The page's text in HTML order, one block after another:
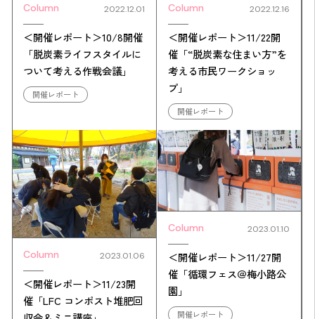
Column 2022.12.01
＜開催レポート＞10/8開催
「脱炭素ライフスタイルに
ついて考える作戦会議」
開催レポート
Column 2022.12.16
＜開催レポート＞11/22開
催「“脱炭素な住まい方”を
考える市民ワークショッ
プ」
開催レポート
Column 2023.01.06
＜開催レポート＞11/23開
催「LFC コンポスト堆肥回
Column 2023.01.10
＜開催レポート＞11/27開
催「循環フェス＠梅小路公
園」
開催レポート